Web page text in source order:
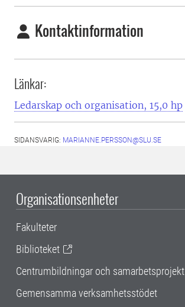
Kontaktinformation
Länkar:
Ledarskap och organisation, 15,0 hp
SIDANSVARIG: MARIANNE.PERSSON@SLU.SE
Organisationsenheter
Fakulteter
Biblioteket
Centrumbildningar och samarbetsprojekt
Gemensamma verksamhetsstödet